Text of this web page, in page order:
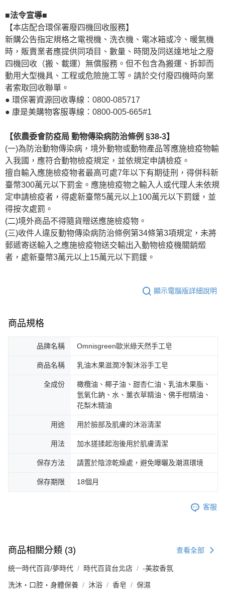
■法令宣導■
【本店配合環保署廢四機回收服務】
新購公告指定規格之電視機、洗衣機、電冰箱或冷、暖氣機
時，販賣業者應提供同項目、數量、時間及同送達地址之廢
四機回收（搬、載運）無償服務。但不包含為搬運、拆卸而
動用大型機具、工程或危險施工等。請於交付廢四機時向業
者索取回收聯單。
● 環保署資源回收專線：0800-085717
● 康是美購物客服專線：0800-005-665#1
【依農委會防疫局 動物傳染病防治條例 §38-3】
(一)為防治動物傳染病，境外動物或動物產品等應施檢疫物輸
入我國，應符合動物檢疫規定，並依規定申請檢疫。
擅自輸入應施檢疫物者最高可處7年以下有期徒刑，得併科新
臺幣300萬元以下罰金。應施檢疫物之輸入人或代理人未依規
定申請檢疫者，得處新臺幣5萬元以上100萬元以下罰鍰，並
得按次處罰。
(二)境外商品不得隨貨贈送應施檢疫物。
(三)收件人違反動物傳染病防治條例第34條第3項規定，未將
郵遞寄送輸入之應施檢疫物送交輸出入動物檢疫機關銷燬
者，處新臺幣3萬元以上15萬元以下罰鍰。
顯示電腦版詳細說明
商品規格
品牌名稱 Omnisgreen歐米綠天然手工皂
商品名稱 乳油木果滋潤冷製沐浴手工皂
全成份
橄欖油、椰子油、甜杏仁油、乳油木果脂、
氫氧化鈉、水、薰衣草精油、佛手柑精油、
花梨木精油
用途 用於臉部及肌膚的沐浴清潔
用法 加水搓揉起泡後用於肌膚清潔
保存方法 請置於陰涼乾燥處，避免曝曬及潮濕環境
保存期限 18個月
客服
商品相關分類 (3) 查看全部
統一時代百貨/夢時代 時代百貨台北店 -美妝香氛
洗沐・口腔・身體保養 沐浴 香皂 保濕